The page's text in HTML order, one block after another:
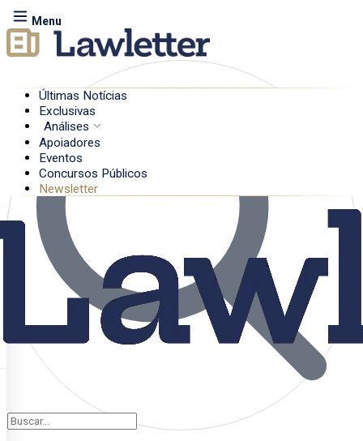
Menu
Últimas Notícias
Exclusivas
Análises
Apoiadores
Eventos
Concursos Públicos
Newsletter